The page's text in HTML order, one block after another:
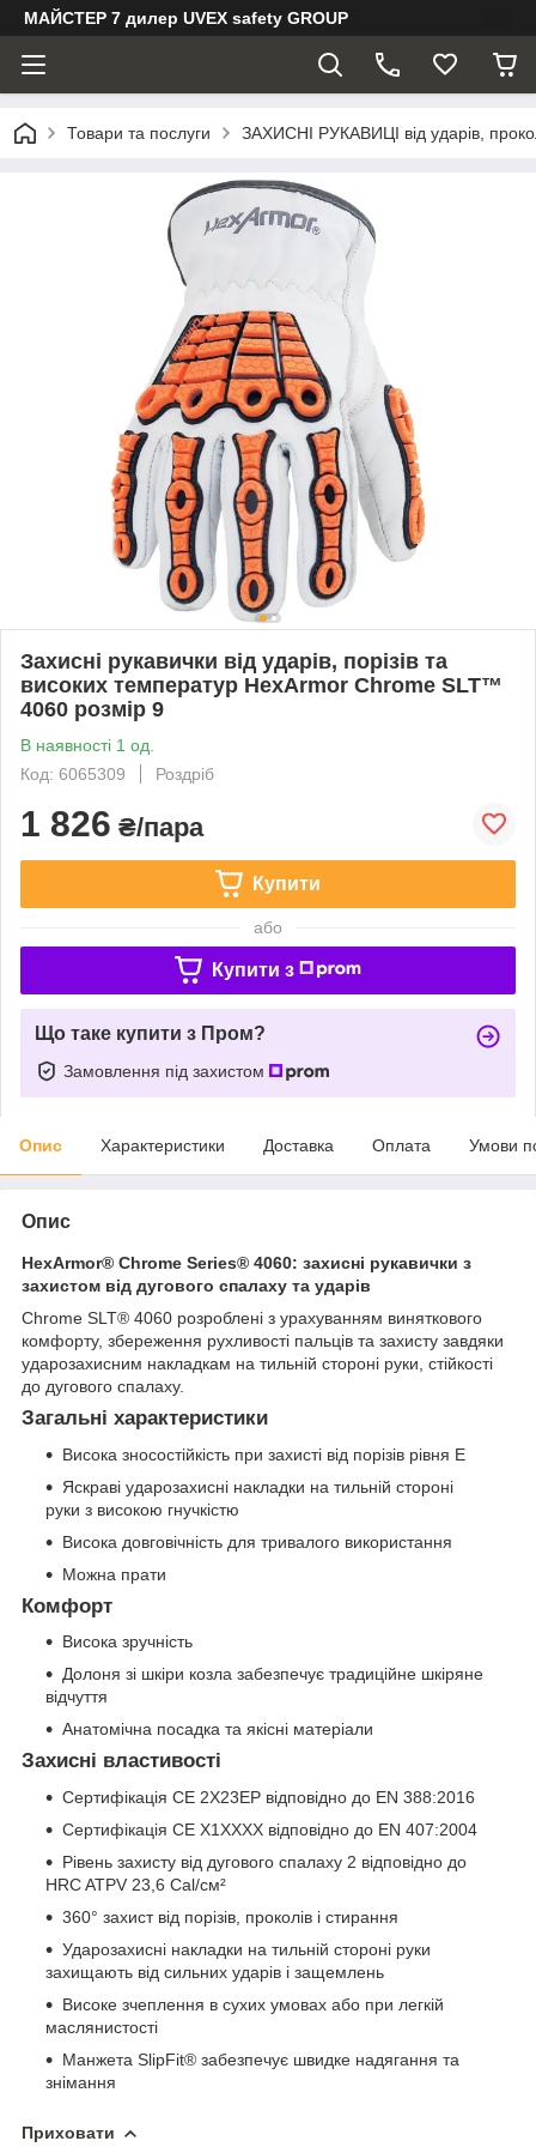
МАЙСТЕР 7 дилер UVEX safety GROUP
Товари та послуги ЗАХИСНІ РУКАВИЦІ від ударів,
Захисні рукавички від ударів, порізів та
високих температур HexArmor Chrome SLT™
4060 розмір 9
В наявності 1 од.
Код: 6065309
Роздріб
1 826 ₴/пара
Купити
або
Купити з
Що таке купити з Пром?
Замовлення під захистом
Опис Характеристики Доставка Оплата Умови
Опис
HexArmor® Chrome Series® 4060: захисні рукавички з
захистом від дугового спалаху та ударів
Chrome SLT® 4060 розроблені з урахуванням виняткового
комфорту, збереження рухливості пальців та захисту завдяки
ударозахисним накладкам на тильній стороні руки, стійкості
до дугового спалаху.
Загальні характеристики
Висока зносостійкість при захисті від порізів рівня Е
Яскраві ударозахисні накладки на тильній стороні
руки з високою гнучкістю
Висока довговічність для тривалого використання
Можна прати
Комфорт
Висока зручність
Долоня зі шкіри козла забезпечує традиційне шкіряне
відчуття
Анатомічна посадка та якісні матеріали
Захисні властивості
Сертифікація CE 2X23EP відповідно до EN 388:2016
Сертифікація CE X1XXXX відповідно до EN 407:2004
Рівень захисту від дугового спалаху 2 відповідно до
HRC ATPV 23,6 Cal/см²
360° захист від порізів, проколів і стирання
Ударозахисні накладки на тильній стороні руки
захищають від сильних ударів і защемлень
Високе зчеплення в сухих умовах або при легкій
маслянистості
Манжета SlipFit® забезпечує швидке надягання та
знімання
Приховати